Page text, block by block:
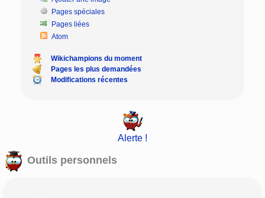
Pages spéciales
Pages liées
Atom
Wikichampions du moment
Pages les plus demandées
Modifications récentes
Alerte !
Outils personnels